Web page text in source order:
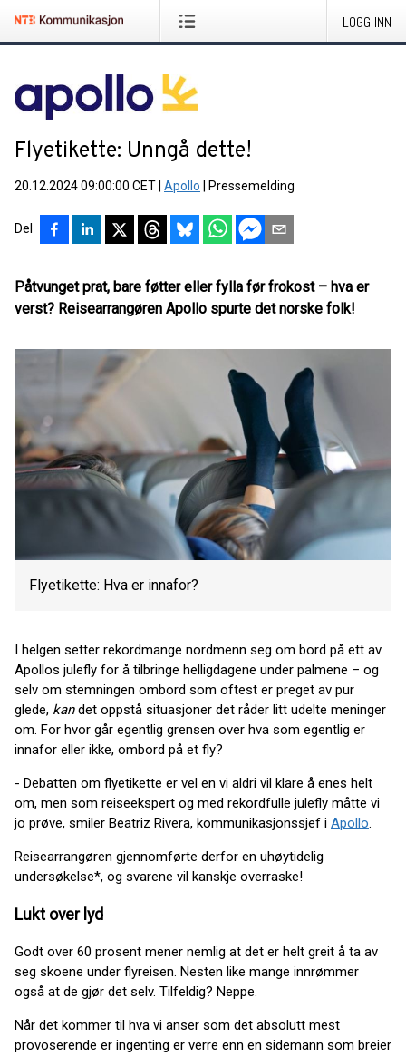
LOGG INN
Flyetikette: Unngå dette!
20.12.2024 09:00:00 CET Apollo Pressemelding
Del
Påtvunget prat, bare føtter eller fylla før frokost – hva er
verst? Reisearrangøren Apollo spurte det norske folk!
Flyetikette: Hva er innafor?
I helgen setter rekordmange nordmenn seg om bord på ett av
Apollos julefly for å tilbringe helligdagene under palmene – og
selv om stemningen ombord som oftest er preget av pur
glede, kandet oppstå situasjoner det råder litt udelte meninger
om. For hvor går egentlig grensen over hva som egentlig er
innafor eller ikke, ombord på et fly?
- Debatten om flyetikette er vel en vi aldri vil klare å enes helt
om, men som reiseekspert og med rekordfulle julefly måtte vi
jo prøve, smiler Beatriz Rivera, kommunikasjonssjef i Apollo.
Reisearrangøren gjennomførte derfor en uhøytidelig
undersøkelse*, og svarene vil kanskje overraske!
Lukt over lyd
Godt over 60 prosent mener nemlig at det er helt greit å ta av
seg skoene under flyreisen. Nesten like mange innrømmer
også at de gjør det selv. Tilfeldig? Neppe.
Når det kommer til hva vi anser som det absolutt mest
provoserende er ingenting er verre enn en sidemann som breier